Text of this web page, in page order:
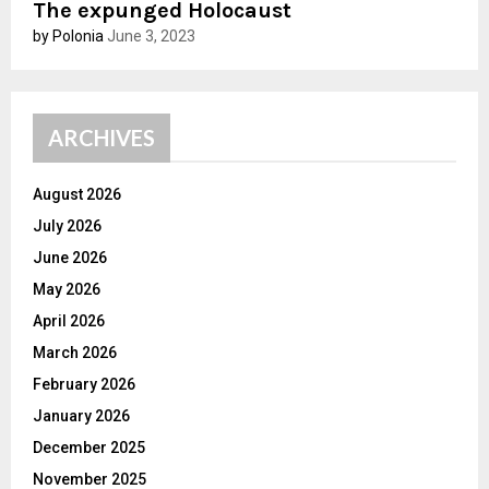
The expunged Holocaust
by PoloniaJune 3, 2023
ARCHIVES
August 2026
July 2026
June 2026
May 2026
April 2026
March 2026
February 2026
January 2026
December 2025
November 2025